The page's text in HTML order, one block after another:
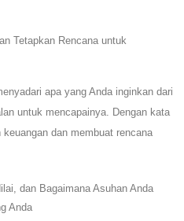
Tetapkan Rencana untuk
apa yang Anda inginkan dari
untuk mencapainya. Dengan kata
dan membuat rencana
dan Bagaimana Asuhan Anda
Anda